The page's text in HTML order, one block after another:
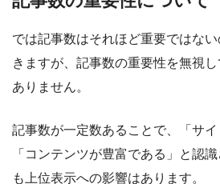
では記事数はそれほど重要ではな
きますが、記事数の重要性を無視
ありません。
記事数が一定数あることで、「サ
「コンテンツが豊富である」と認
も上位表示への影響はあります。